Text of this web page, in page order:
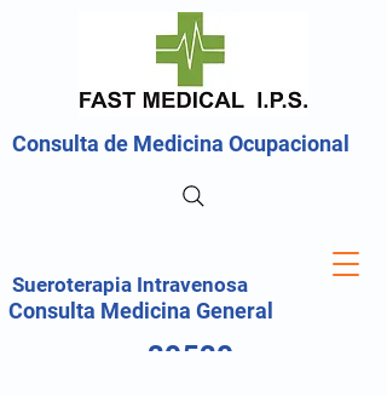
Sueroterapia Intravenosa
Consulta Medicina General
Consulta de Medicina Ocupacional
30530